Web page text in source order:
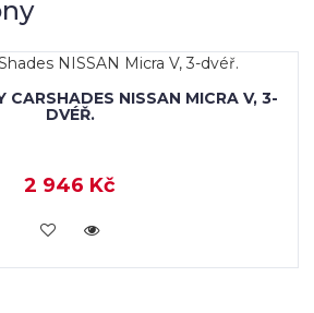
CARSHADES NISSAN MICRA V, 3-
DVÉŘ.
2 946 Kč
KOUPIT